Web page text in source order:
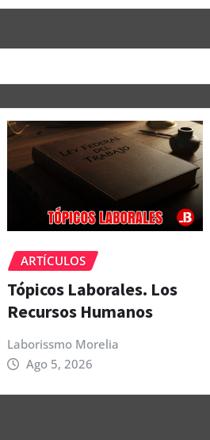
ARTÍCULOS
Tópicos Laborales. Los
Recursos Humanos
Laborissmo Morelia
Ago 5, 2026